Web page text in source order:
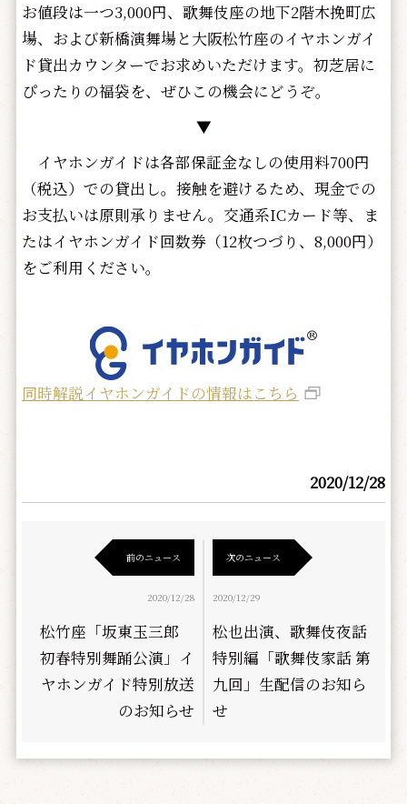
お値段は一つ3,000円、歌舞伎座の地下2階木挽町広
場、および新橋演舞場と大阪松竹座のイヤホンガイ
ド貸出カウンターでお求めいただけます。初芝居に
ぴったりの福袋を、ぜひこの機会にどうぞ。
▼
イヤホンガイドは各部保証金なしの使用料700円
（税込）での貸出し。接触を避けるため、現金での
お支払いは原則承りません。交通系ICカード等、ま
たはイヤホンガイド回数券（12枚つづり、8,000円）
をご利用ください。
同時解説イヤホンガイドの情報はこちら
2020/12/28
前のニュース
2020/12/28
松竹座「坂東玉三郎
初春特別舞踊公演」イ
ヤホンガイド特別放送
のお知らせ
次のニュース
2020/12/29
松也出演、歌舞伎夜話
特別編「歌舞伎家話 第
九回」生配信のお知ら
せ